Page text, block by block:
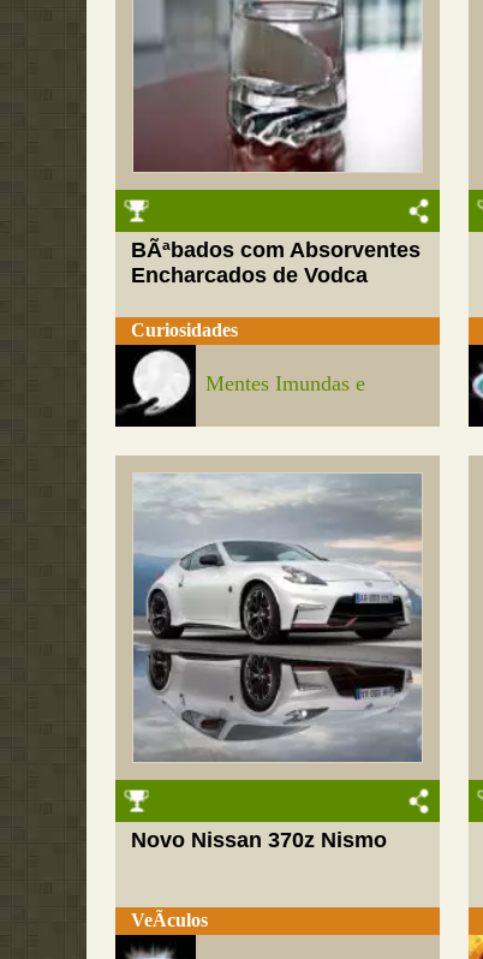
BÃªbados com Absorventes
Encharcados de Vodca
Curiosidades
Mentes Imundas e
Novo Nissan 370z Nismo
VeÃ­culos